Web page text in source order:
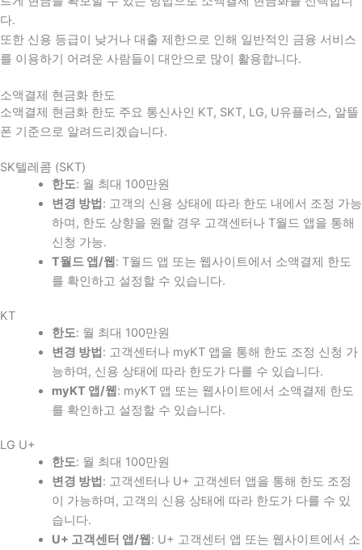
다.
또한 신용 등급이 낮거나 대출 제한으로 인해 일반적인 금융 서비스
를 이용하기 어려운 사람들이 대안으로 많이 활용합니다.
소액결제 현금화 한도
소액결제 현금화 한도 주요 통신사인 KT, SKT, LG, U유플러스, 알뜰
폰 기준으로 알려드리겠습니다.
SK텔레콤 (SKT)
한도: 월 최대 100만원
변경 방법 : 고객의 신용 상태에 따라 한도 내에서 조정 가능
하며, 한도 상향을 원할 경우 고객센터나 T월드 앱을 통해
신청 가능.
T월드 앱/웹 : T월드 앱 또는 웹사이트에서 소액결제 한도
를 확인하고 설정할 수 있습니다.
KT
한도: 월 최대 100만원
변경 방법 : 고객센터나 myKT 앱을 통해 한도 조정 신청 가
능하며, 신용 상태에 따라 한도가 다를 수 있습니다.
myKT 앱/웹 : myKT 앱 또는 웹사이트에서 소액결제 한도
를 확인하고 설정할 수 있습니다.
LG U+
한도: 월 최대 100만원
변경 방법 : 고객센터나 U+ 고객센터 앱을 통해 한도 조정
이 가능하며, 고객의 신용 상태에 따라 한도가 다를 수 있
습니다.
U+ 고객센터 앱/웹 : U+ 고객센터 앱 또는 웹사이트에서 소